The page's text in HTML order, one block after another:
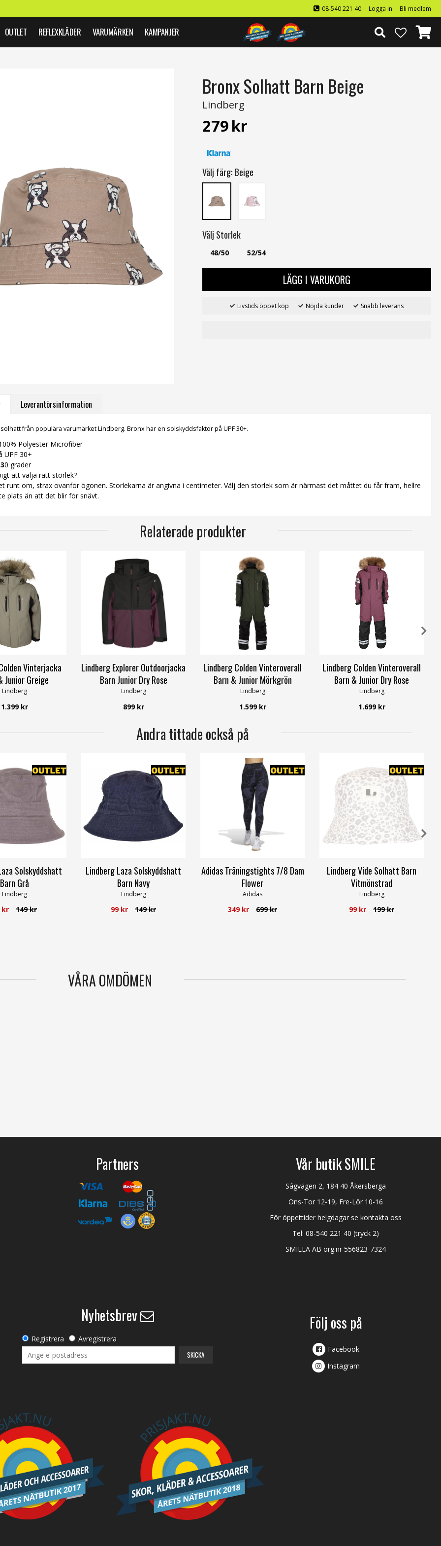
08-540 221 40 Logga in Bli medlem
OUTLET REFLEXKLÄDER VARUMÄRKEN KAMPANJER
Bronx Solhatt Barn Beige
Lindberg
279kr
Välj färg: Beige
Välj Storlek
48/50 52/54
LÄGG I VARUKORG
Livstids öppet köp Nöjda kunder Snabb leverans
Leverantörsinformation
från populära varumärket Lindberg. Bronx har en solskyddsfaktor på UPF 30+.
Polyester Microfiber
UPF 30+
0 grader
att välja rätt storlek?
runt om, strax ovanför ögonen. Storlekarna är angivna i centimeter. Välj den storlek som är närmast det måttet du får fram, hellre
plats än att det blir för snävt.
Relaterade produkter
Vinterjacka
Junior Greige
Lindberg
1.399 kr
Lindberg Explorer Outdoorjacka
Barn Junior Dry Rose
Lindberg
899 kr
Lindberg Colden Vinteroverall
Barn & Junior Mörkgrön
Lindberg
1.599 kr
Lindberg Colden Vinteroverall
Barn & Junior Dry Rose
Lindberg
1.699 kr
Andra tittade också på
Solskyddshatt
Barn Grå
Lindberg
kr 149 kr
Lindberg Laza Solskyddshatt
Barn Navy
Lindberg
99 kr 149 kr
Adidas Träningstights 7/8 Dam
Flower
Adidas
349 kr 699 kr
Lindberg Vide Solhatt Barn
Vitmönstrad
Lindberg
99 kr 199 kr
VÅRA OMDÖMEN
Partners Vår butik SMILE
Sågvägen 2, 184 40 Åkersberga
Ons-Tor 12-19, Fre-Lör 10-16
För öppettider helgdagar se kontakta oss
Tel:08-540 221 40 (tryck 2)
SMILEA AB org.nr 556823-7324
Nyhetsbrev
Registrera Avregistrera
SKICKA
Följ oss på
Facebook
Instagram